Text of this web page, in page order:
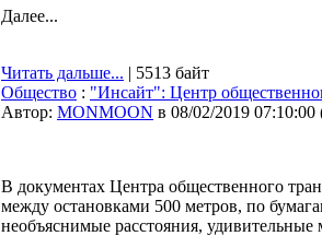
Далее...
Читать дальше... | 5513 байт
Общество : "Инсайт": Центр
Автор: MONMOON в 08/02/2019 07:10:00
В документах Центра общественного
между остановками 500 метров, по
необъяснимые расстояния,